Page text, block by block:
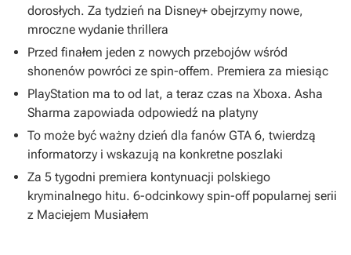
dorosłych. Za tydzień na Disney+ obejrzymy nowe,
mroczne wydanie thrillera
Przed finałem jeden z nowych przebojów wśród
shonenów powróci ze spin-offem. Premiera za miesiąc
PlayStation ma to od lat, a teraz czas na Xboxa. Asha
Sharma zapowiada odpowiedź na platyny
To może być ważny dzień dla fanów GTA 6, twierdzą
informatorzy i wskazują na konkretne poszlaki
Za 5 tygodni premiera kontynuacji polskiego
kryminalnego hitu. 6-odcinkowy spin-off popularnej serii
z Maciejem Musiałem